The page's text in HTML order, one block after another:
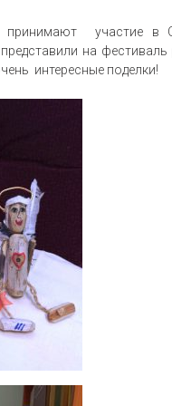
принимают участие в
на
интересные поделки!